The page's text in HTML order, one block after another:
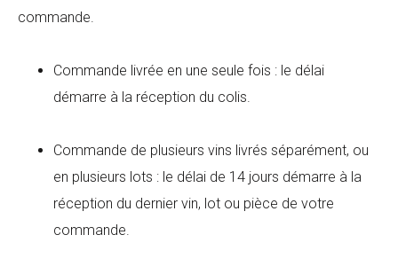
commande.
Commande livrée en une seule fois : le délai
démarre à la réception du colis.
Commande de plusieurs vins livrés séparément, ou
en plusieurs lots : le délai de 14 jours démarre à la
réception du dernier vin, lot ou pièce de votre
commande.